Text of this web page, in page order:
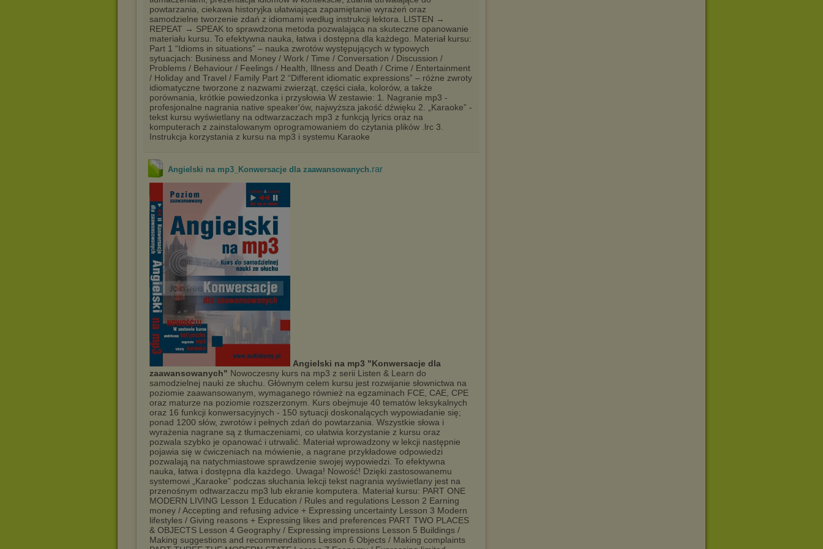
powtarzania, ciekawa historyjka ułatwiająca zapamiętanie wyrażeń oraz
samodzielne tworzenie zdań z idiomami według instrukcji lektora. LISTEN →
REPEAT → SPEAK to sprawdzona metoda pozwalająca na skuteczne opanowanie
materiału kursu. To efektywna nauka, łatwa i dostępna dla każdego. Materiał kursu:
Part 1 “Idioms in situations” – nauka zwrotów występujących w typowych
sytuacjach: Business and Money / Work / Time / Conversation / Discussion /
Problems / Behaviour / Feelings / Health, Illness and Death / Crime / Entertainment
/ Holiday and Travel / Family Part 2 “Different idiomatic expressions” – różne zwroty
idiomatyczne tworzone z nazwami zwierząt, części ciała, kolorów, a także
porównania, krótkie powiedzonka i przysłowia W zestawie: 1. Nagranie mp3 -
profesjonalne nagrania native speaker'ów, najwyższa jakość dźwięku 2. „Karaoke” -
tekst kursu wyświetlany na odtwarzaczach mp3 z funkcją lyrics oraz na
komputerach z zainstalowanym oprogramowaniem do czytania plików .lrc 3.
Instrukcja korzystania z kursu na mp3 i systemu Karaoke
Angielski na mp3_Konwersacje dla zaawansowanych.rar
Angielski na mp3 "Konwersacje dla
zaawansowanych" Nowoczesny kurs na mp3 z serii Listen & Learn do
samodzielnej nauki ze słuchu. Głównym celem kursu jest rozwijanie słownictwa na
poziomie zaawansowanym, wymaganego również na egzaminach FCE, CAE, CPE
oraz maturze na poziomie rozszerzonym. Kurs obejmuje 40 tematów leksykalnych
oraz 16 funkcji konwersacyjnych - 150 sytuacji doskonalących wypowiadanie się;
ponad 1200 słów, zwrotów i pełnych zdań do powtarzania. Wszystkie słowa i
wyrażenia nagrane są z tłumaczeniami, co ułatwia korzystanie z kursu oraz
pozwala szybko je opanować i utrwalić. Materiał wprowadzony w lekcji następnie
pojawia się w ćwiczeniach na mówienie, a nagrane przykładowe odpowiedzi
pozwalają na natychmiastowe sprawdzenie swojej wypowiedzi. To efektywna
nauka, łatwa i dostępna dla każdego. Uwaga! Nowość! Dzięki zastosowanemu
systemowi „Karaoke” podczas słuchania lekcji tekst nagrania wyświetlany jest na
przenośnym odtwarzaczu mp3 lub ekranie komputera. Materiał kursu: PART ONE
MODERN LIVING Lesson 1 Education / Rules and regulations Lesson 2 Earning
money / Accepting and refusing advice + Expressing uncertainty Lesson 3 Modern
lifestyles / Giving reasons + Expressing likes and preferences PART TWO PLACES
& OBJECTS Lesson 4 Geography / Expressing impressions Lesson 5 Buildings /
Making suggestions and recommendations Lesson 6 Objects / Making complaints